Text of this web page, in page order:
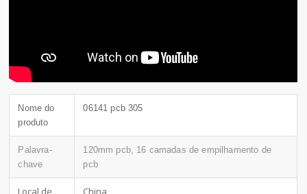
Nome do
produto
06141 pcb 305
Palavra-
chave
120mm pcb, 16 camadas de empilhamento de
pcb
Local de
China